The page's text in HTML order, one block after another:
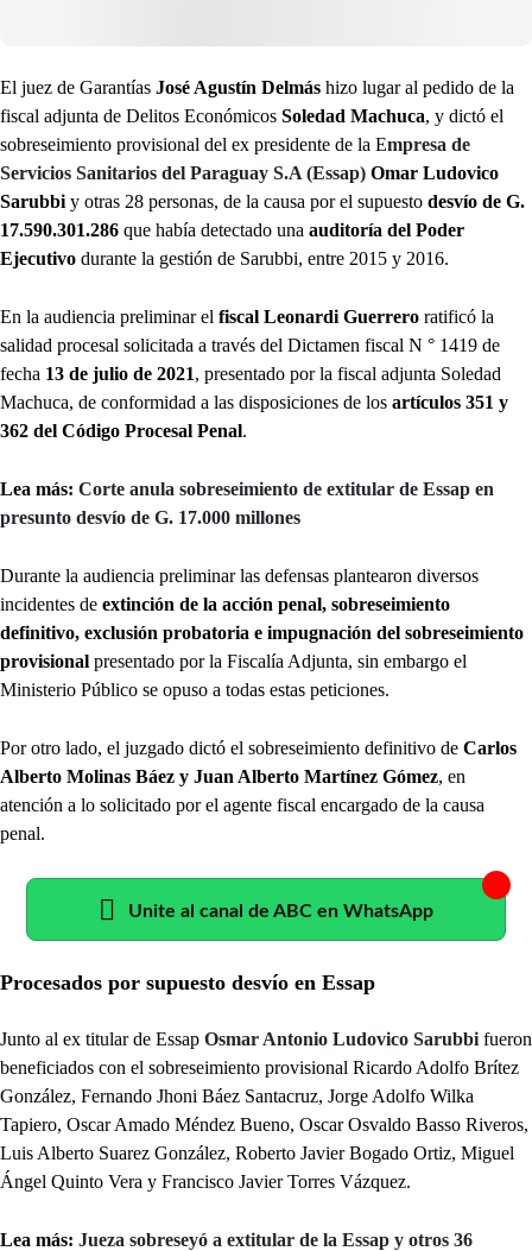
El juez de Garantías José Agustín Delmás hizo lugar al pedido de la
fiscal adjunta de Delitos Económicos Soledad Machuca, y dictó el
sobreseimiento provisional del ex presidente de la Empresa de
Servicios Sanitarios del Paraguay S.A (Essap) Omar Ludovico
Sarubbi y otras 28 personas, de la causa por el supuesto desvío de G.
17.590.301.286 que había detectado una auditoría del Poder
Ejecutivo durante la gestión de Sarubbi, entre 2015 y 2016.
En la audiencia preliminar el fiscal Leonardi Guerrero ratificó la
salidad procesal solicitada a través del Dictamen fiscal N ° 1419 de
fecha 13 de julio de 2021, presentado por la fiscal adjunta Soledad
Machuca, de conformidad a las disposiciones de los artículos 351 y
362 del Código Procesal Penal.
Lea más: Corte anula sobreseimiento de extitular de Essap en
presunto desvío de G. 17.000 millones
Durante la audiencia preliminar las defensas plantearon diversos
incidentes de extinción de la acción penal, sobreseimiento
definitivo, exclusión probatoria e impugnación del sobreseimiento
provisional presentado por la Fiscalía Adjunta, sin embargo el
Ministerio Público se opuso a todas estas peticiones.
Por otro lado, el juzgado dictó el sobreseimiento definitivo de Carlos
Alberto Molinas Báez y Juan Alberto Martínez Gómez, en
atención a lo solicitado por el agente fiscal encargado de la causa
penal.
Unite al canal de ABC en WhatsApp
Procesados por supuesto desvío en Essap
Junto al ex titular de Essap Osmar Antonio Ludovico Sarubbi fueron
beneficiados con el sobreseimiento provisional Ricardo Adolfo Brítez
González, Fernando Jhoni Báez Santacruz, Jorge Adolfo Wilka
Tapiero, Oscar Amado Méndez Bueno, Oscar Osvaldo Basso Riveros,
Luis Alberto Suarez González, Roberto Javier Bogado Ortiz, Miguel
Ángel Quinto Vera y Francisco Javier Torres Vázquez.
Lea más: Jueza sobreseyó a extitular de la Essap y otros 36